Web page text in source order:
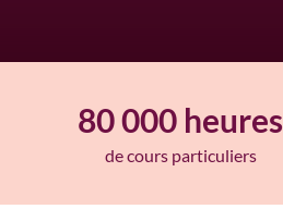
80 000 heures
de cours particuliers